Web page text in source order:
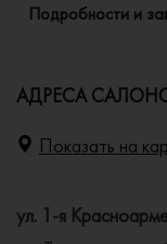
Подробности и
АДРЕСА
Показать на
ул. 1-я